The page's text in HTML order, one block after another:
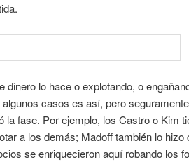
dinero lo hace o explotando, o
casos es así, pero
la fase. Por ejemplo, los Castro o Kim
a los demás; Madoff también lo hizo
se enriquecieron aquí robando los